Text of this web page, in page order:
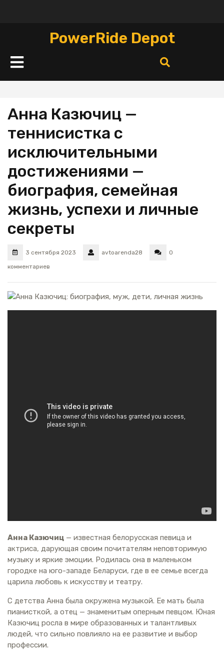
PowerRide Depot
Кнопка
Открыть
Анна Казючиц —
теннисистка с
исключительными
достижениями —
биография, семейная
жизнь, успехи и личные
секреты
3 сентября 2023 avtoarenda28
0
комментариев
Анна Казючиц — известная белорусская певица и
актриса, дарующая своим почитателям неповторимую
музыку и яркие эмоции. Родилась она в маленьком
городке на юго-западе Беларуси, где в ее семье всегда
царила любовь к искусству и театру.
С детства Анна была окружена музыкой. Ее мать была
пианисткой, а отец — знаменитым оперным певцом. Юная
Казючиц росла в мире образованных и талантливых
людей, что сильно повлияло на ее развитие и выбор
профессии.